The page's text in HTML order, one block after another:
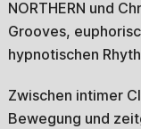
NORTHERN und
Grooves,
hypnotischen
Zwischen intimer
Bewegung und